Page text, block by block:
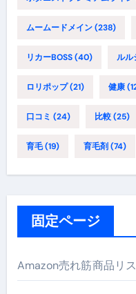
ムームードメイン(238)
リカーBOSS(40) ルル
ロリポップ(21) 健康
口コミ (24) 比較(25)
育毛(19) 育毛剤 (74)
固定ページ
Amazon売れ筋商品リ